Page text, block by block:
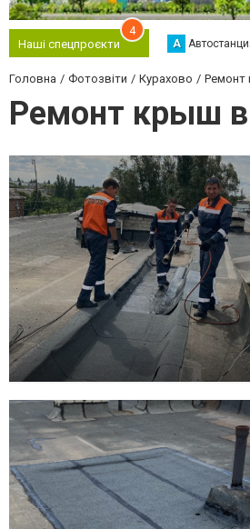
Наші спецпроєкти
4
А
Головна Фотозвіти Курахово Ремонт
Ремонт крыш в